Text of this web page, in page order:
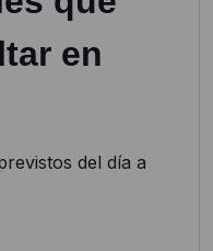
en
del día a